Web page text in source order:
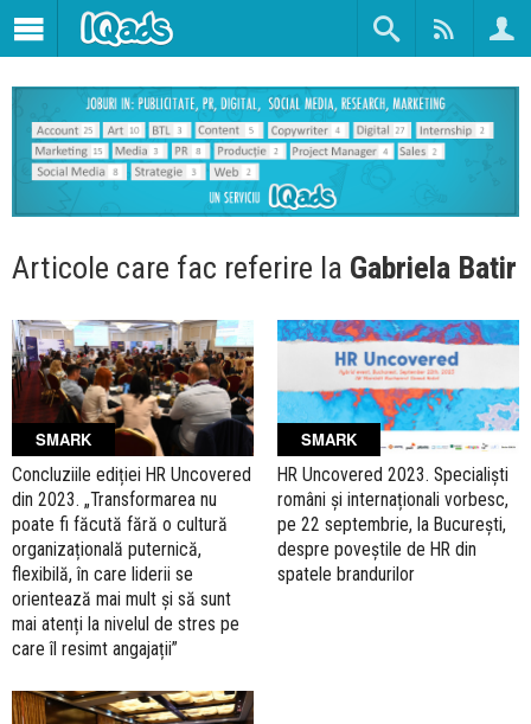
Articole care fac referire la Gabriela Batir
SMARK
Concluziile ediției HR Uncovered
din 2023. „Transformarea nu
poate fi făcută fără o cultură
organizațională puternică,
flexibilă, în care liderii se
orientează mai mult și să sunt
mai atenți la nivelul de stres pe
care îl resimt angajații”
SMARK
HR Uncovered 2023. Specialiști
români și internaționali vorbesc,
pe 22 septembrie, la București,
despre poveștile de HR din
spatele brandurilor